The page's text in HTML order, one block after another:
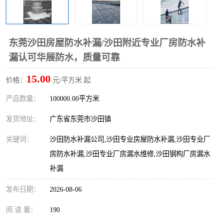
东莞沙田房屋防水补漏/沙田附近专业厂房防水补
漏认可华展防水，质量可靠
价格： 15.00 元/平方米 起
产品数量： 100000.00平方米
发货地址： 广东省东莞市沙田镇
关键词：
沙田防水补漏公司,沙田专业房屋防水补漏,沙田专业厂
房防水补漏,沙田专业厂房漏水维修,沙田钢构厂房漏水
补漏
发布日期： 2026-08-06
阅 读 量： 190